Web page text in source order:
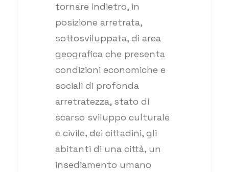
tornare indietro, in
posizione arretrata,
sottosviluppata, di area
geografica che presenta
condizioni economiche e
sociali di profonda
arretratezza, stato di
scarso sviluppo culturale
e civile, dei cittadini, gli
abitanti di una città, un
insediamento umano